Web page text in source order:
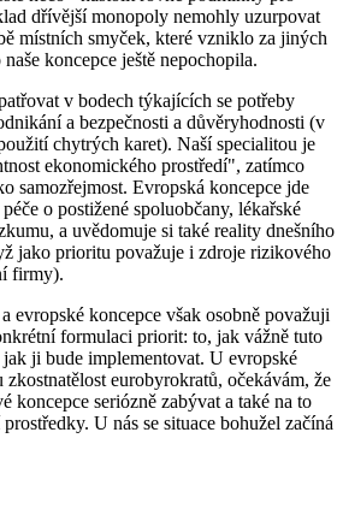
dřívější monopoly nemohly uzurpovat
místních smyček, které vzniklo za jiných
koncepce ještě nepochopila.
v bodech týkajících se potřeby
a bezpečnosti a důvěryhodnosti (v
chytrých karet). Naší specialitou je
ekonomického prostředí", zatímco
samozřejmost. Evropská koncepce jde
o postižené spoluobčany, lékařské
a uvědomuje si také reality dnešního
jako prioritu považuje i zdroje rizikového
firmy).
evropské koncepce však osobně považuji
formulaci priorit: to, jak vážně tuto
ji bude implementovat. U evropské
zkostnatělost eurobyrokratů, očekávám, že
koncepce seriózně zabývat a také na to
U nás se situace bohužel začíná